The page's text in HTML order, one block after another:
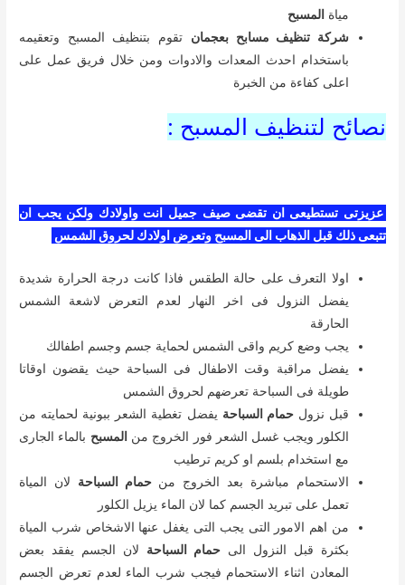
مياة المسبح
شركة تنظيف مسابح بعجمان تقوم بتنظيف المسبح وتعقيمه
باستخدام احدث المعدات والادوات ومن خلال فريق عمل على
اعلى كفاءة من الخبرة
نصائح لتنظيف المسبح :
عزيزتى تستطيعى ان تقضى صيف جميل انت واولادك ولكن يجب ان
تتبعى ذلك قبل الذهاب الى المسبح وتعرض اولادك لحروق الشمس
اولا التعرف على حالة الطقس فاذا كانت درجة الحرارة شديدة
يفضل النزول فى اخر النهار لعدم التعرض لاشعة الشمس
الحارقة
يجب وضع كريم واقى الشمس لحماية جسم وجسم اطفالك
يفضل مراقبة وقت الاطفال فى السباحة حيث يقضون اوقاتا
طويلة فى السباحة تعرضهم لحروق الشمس
قبل نزولحمام السباحة يفضل تغطية الشعر ببونية لحمايته من
الكلور ويجب غسل الشعر فور الخروج من المسبح بالماء الجارى
مع استخدام بلسم او كريم ترطيب
الاستحمام مباشرة بعد الخروج منحمام السباحة لان المياة
تعمل على تبريد الجسم كما لان الماء يزيل الكلور
من اهم الامور التى يجب التى يغفل عنها الاشخاص شرب المياة
بكثرة قبل النزول الى حمام السباحة لان الجسم يفقد بعض
المعادن اثناء الاستحمام فيجب شرب الماء لعدم تعرض الجسم